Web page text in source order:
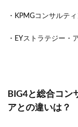
・KPMGコンサルテ
・EYストラテジー・
BIG4と総合コン
アとの違いは？